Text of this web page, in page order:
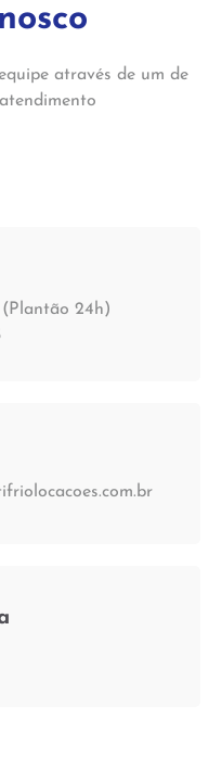
através de um de
(Plantão 24h)